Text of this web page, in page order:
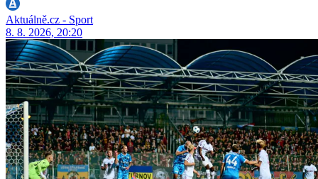
Aktuálně.cz - Sport
8. 8. 2026, 20:20